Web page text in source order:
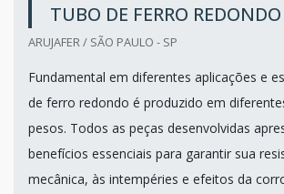
TUBO DE FERRO REDONDO
ARUJAFER / SÃO PAULO - SP
Fundamental em diferentes aplicações e
de ferro redondo é produzido em
pesos. Todos as peças desenvolvidas
benefícios essenciais para garantir sua
mecânica, às intempéries e efeitos da